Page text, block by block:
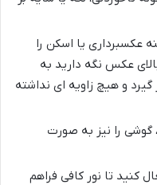
عکسبرداری یا اسکن را
عکس نگه دارید به
و هیچ زاویه ای نداشته
را نیز به صورت
کنید تا نور کافی فراهم